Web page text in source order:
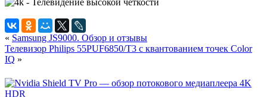
« Samsung JS9000. Обзор и отзывы
Телевизор Philips 55PUF6850/T3 с квантованием точек Color
IQ »